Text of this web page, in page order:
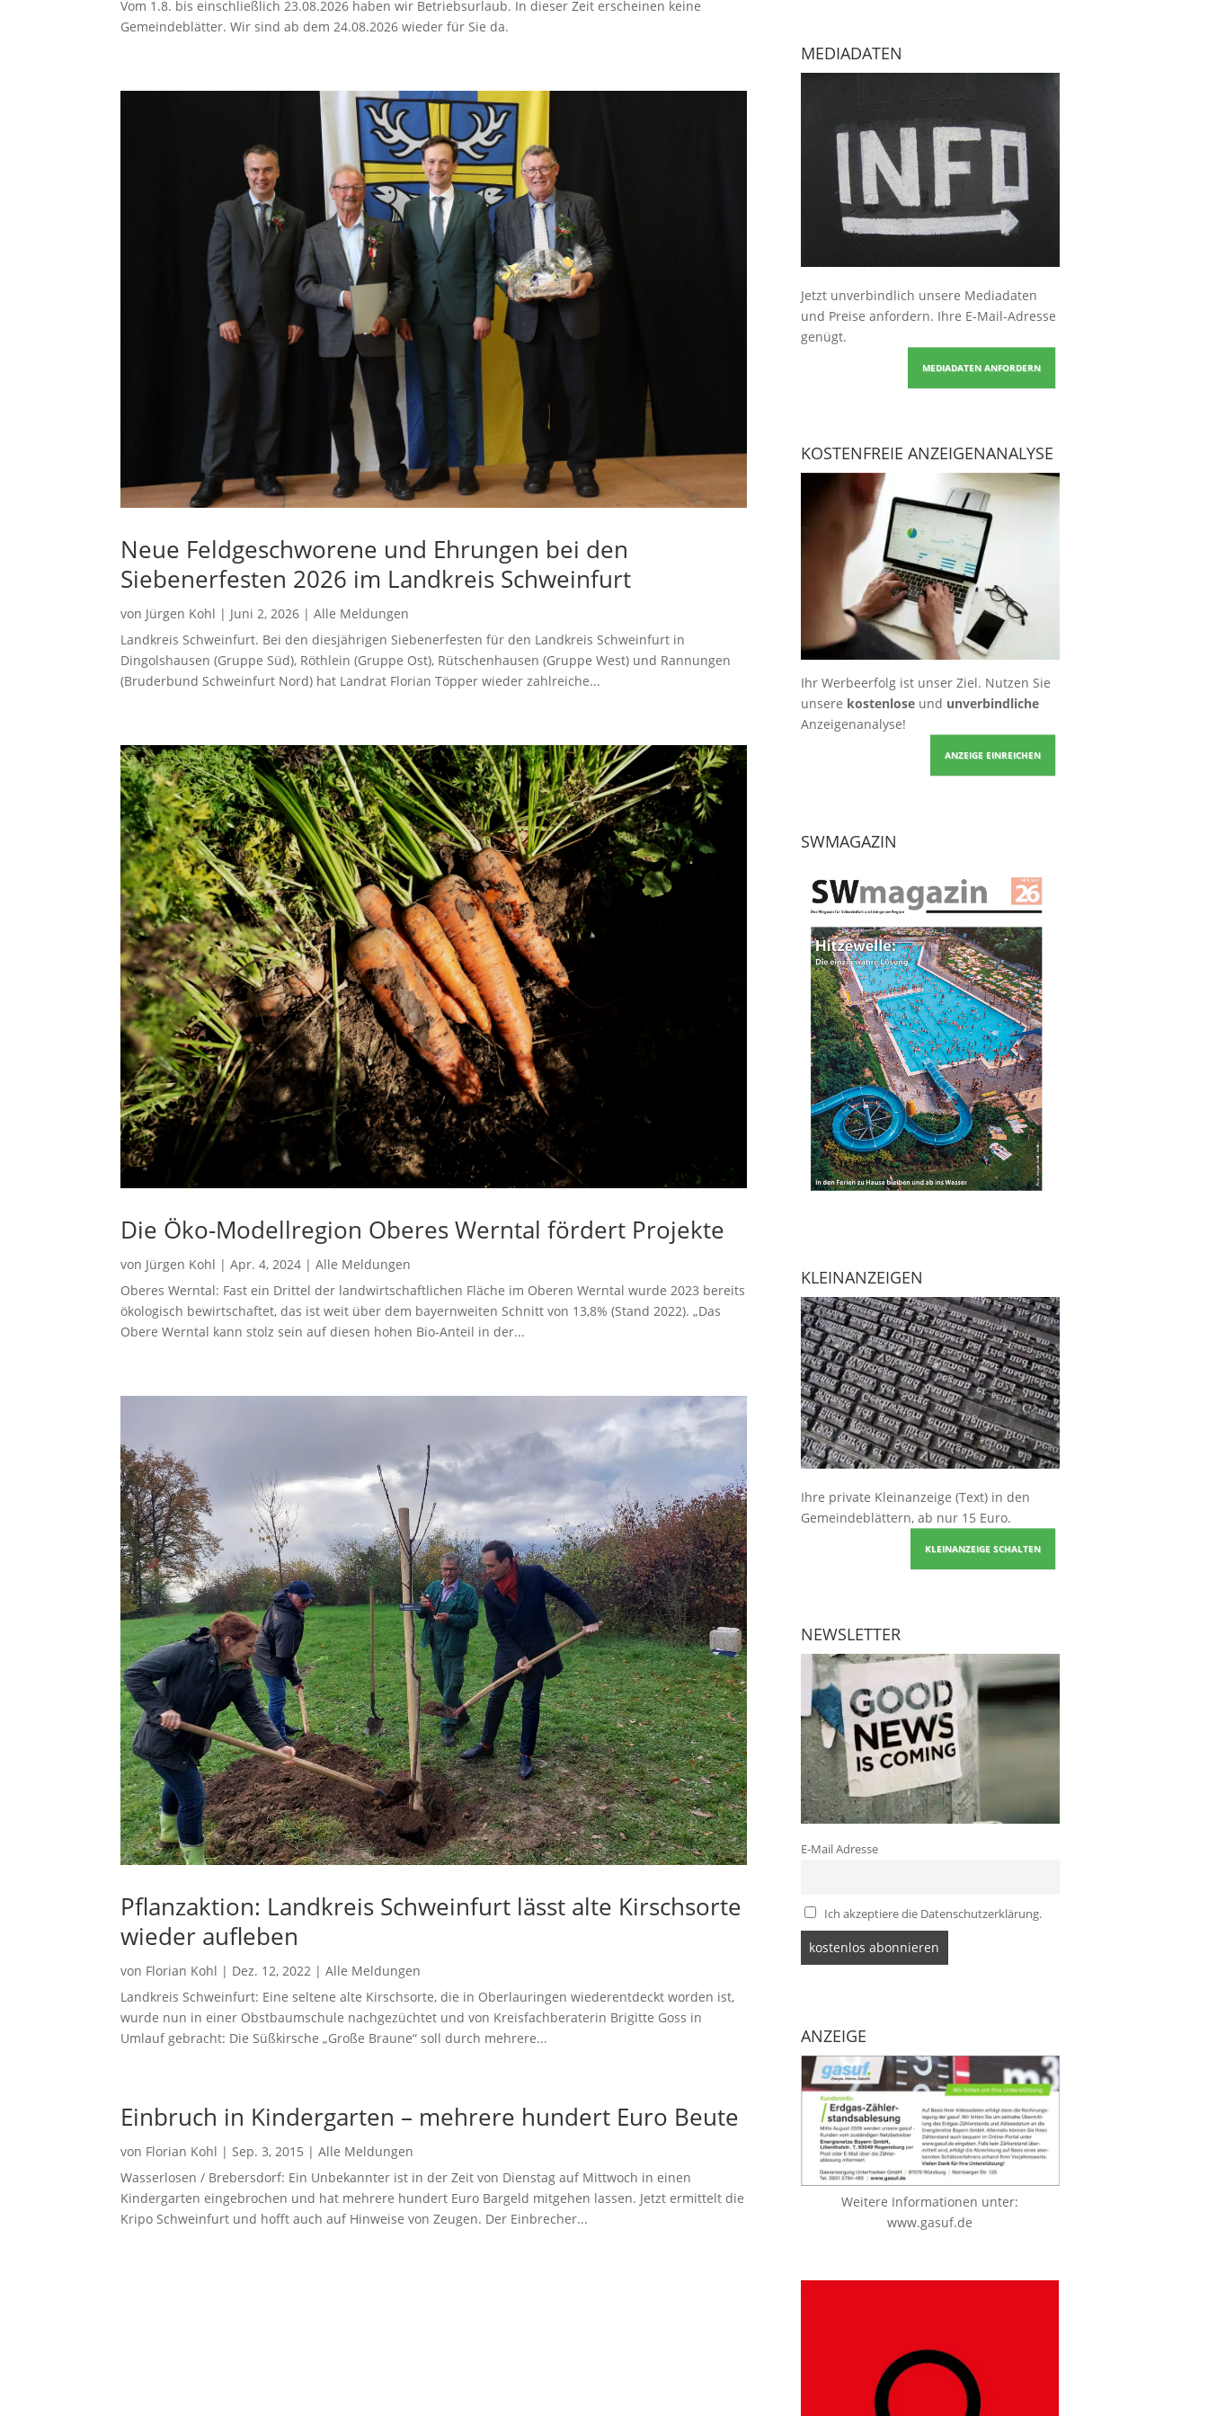
Vom 1.8. bis einschließlich 23.08.2026 haben wir Betriebsurlaub. In dieser Zeit erscheinen keine
Gemeindeblätter. Wir sind ab dem 24.08.2026 wieder für Sie da.
Neue Feldgeschworene und Ehrungen bei den
Siebenerfesten 2026 im Landkreis Schweinfurt
von Jürgen Kohl | Juni 2, 2026 |Alle Meldungen
Landkreis Schweinfurt. Bei den diesjährigen Siebenerfesten für den Landkreis Schweinfurt in
Dingolshausen (Gruppe Süd), Röthlein (Gruppe Ost), Rütschenhausen (Gruppe West) und Rannungen
(Bruderbund Schweinfurt Nord) hat Landrat Florian Töpper wieder zahlreiche...
Die Öko-Modellregion Oberes Werntal fördert Projekte
von Jürgen Kohl |Apr. 4, 2024 |Alle Meldungen
Oberes Werntal: Fast ein Drittel der landwirtschaftlichen Fläche im Oberen Werntal wurde 2023 bereits
ökologisch bewirtschaftet, das ist weit über dem bayernweiten Schnitt von 13,8% (Stand 2022). „Das
Obere Werntal kann stolz sein auf diesen hohen Bio-Anteil in der...
Pflanzaktion: Landkreis Schweinfurt lässt alte Kirschsorte
wieder aufleben
von Florian Kohl | Dez. 12, 2022 |Alle Meldungen
Landkreis Schweinfurt: Eine seltene alte Kirschsorte, die in Oberlauringen wiederentdeckt worden ist,
wurde nun in einer Obstbaumschule nachgezüchtet und von Kreisfachberaterin Brigitte Goss in
Umlauf gebracht: Die Süßkirsche „Große Braune“ soll durch mehrere...
Einbruch in Kindergarten – mehrere hundert Euro Beute
von Florian Kohl |Sep. 3, 2015 |Alle Meldungen
Wasserlosen / Brebersdorf: Ein Unbekannter ist in der Zeit von Dienstag auf Mittwoch in einen
Kindergarten eingebrochen und hat mehrere hundert Euro Bargeld mitgehen lassen. Jetzt ermittelt die
Kripo Schweinfurt und hofft auch auf Hinweise von Zeugen. Der Einbrecher...
MEDIADATEN
Jetzt unverbindlich unsere Mediadaten
und Preise anfordern. Ihre E-Mail-Adresse
genügt.
MEDIADATEN ANFORDERN
KOSTENFREIE ANZEIGENANALYSE
Ihr Werbeerfolg ist unser Ziel. Nutzen Sie
unsere kostenloseund unverbindliche
Anzeigenanalyse!
ANZEIGE EINREICHEN
SWMAGAZIN
KLEINANZEIGEN
Ihre private Kleinanzeige (Text) in den
Gemeindeblättern, ab nur 15 Euro.
KLEINANZEIGE SCHALTEN
NEWSLETTER
E-Mail Adresse
Ich akzeptiere die Datenschutzerklärung.
ANZEIGE
Weitere Informationen unter:
www.gasuf.de